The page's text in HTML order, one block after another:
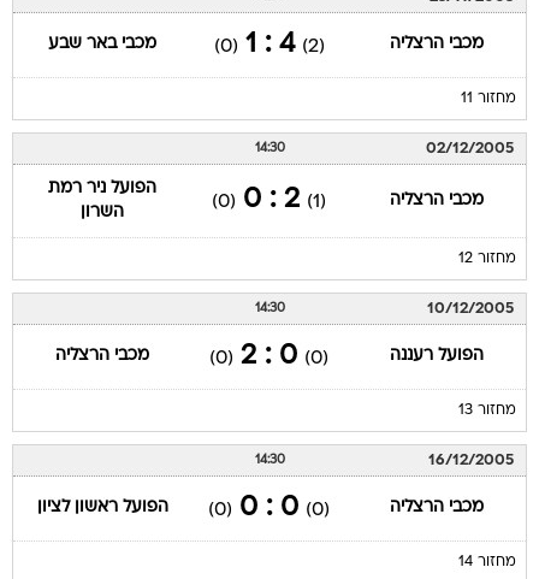
מכבי הרצליה (2)
4 : 1
(0) מכבי באר שבע
מחזור 11
02/12/2005
14:30
מכבי הרצליה (1)
2 : 0
(0)
הפועל ניר רמת
השרון
מחזור 12
10/12/2005
14:30
הפועל רעננה (0)
0 : 2
(0) מכבי הרצליה
מחזור 13
16/12/2005
14:30
מכבי הרצליה (0)
0 : 0
(0) הפועל ראשון לציון
מחזור 14